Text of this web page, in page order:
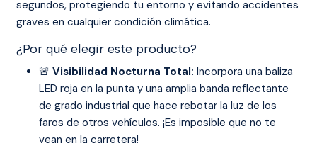
segundos, protegiendo tu entorno y evitando accidentes
graves en cualquier condición climática.
¿Por qué elegir este producto?
🚨 Visibilidad Nocturna Total: Incorpora una baliza
LED roja en la punta y una amplia banda reflectante
de grado industrial que hace rebotar la luz de los
faros de otros vehículos. ¡Es imposible que no te
vean en la carretera!